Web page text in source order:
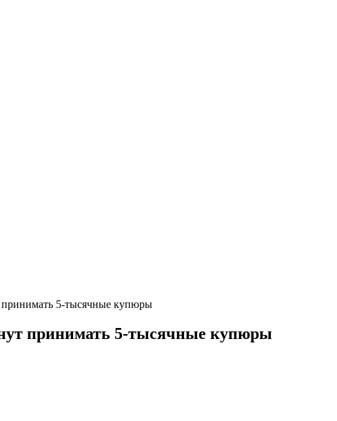
принимать 5-тысячные купюры
принимать 5-тысячные купюры